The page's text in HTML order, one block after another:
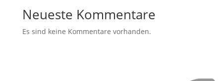
Neueste Kommentare
Es sind keine Kommentare vorhanden.